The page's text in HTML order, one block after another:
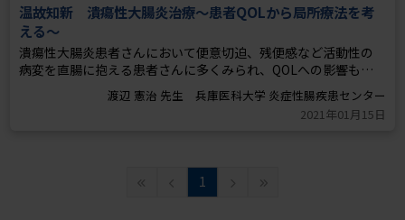
温故知新 潰瘍性大腸炎治療～患者QOLから局所療法を考
える～
渡辺 憲治 先生 兵庫医科大学 炎症性腸疾患センター
潰瘍性大腸炎患者さんにおいて便意切迫、残便感など活動性の
病変を直腸に抱える患者さんに多くみられ、QOLへの影響も大
きいと言われています。このコンテンツでは、遠位病変を治療す
る意義について、疫学やメカニズムの観点から解説しています。
2021年01月15日
1